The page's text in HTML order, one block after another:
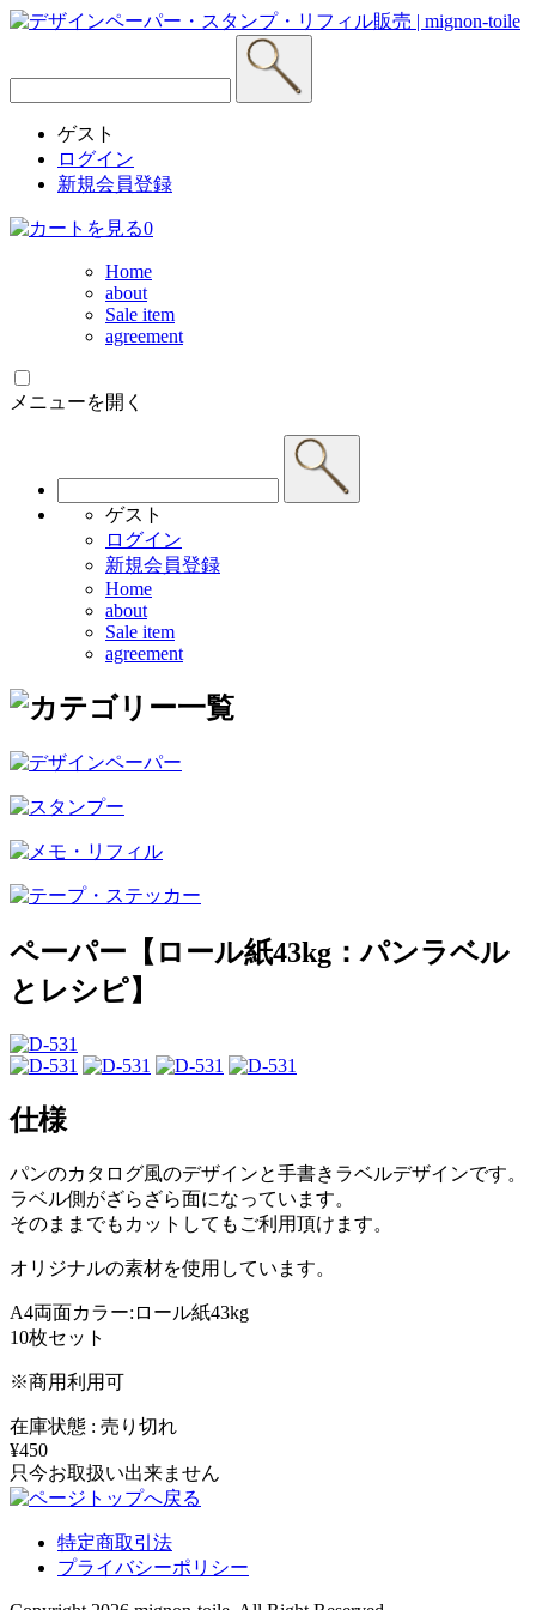
ゲスト
ログイン
新規会員登録
0
Home
about
Sale item
agreement
メニューを開く
ゲスト
ログイン
新規会員登録
Home
about
Sale item
agreement
ペーパー【ロール紙43kg：パンラベル
とレシピ】
仕様
パンのカタログ風のデザインと手書きラベルデザインです。
ラベル側がざらざら面になっています。
そのままでもカットしてもご利用頂けます。
オリジナルの素材を使用しています。
A4両面カラー:ロール紙43kg
10枚セット
※商用利用可
在庫状態 : 売り切れ
¥450
只今お取扱い出来ません
特定商取引法
プライバシーポリシー